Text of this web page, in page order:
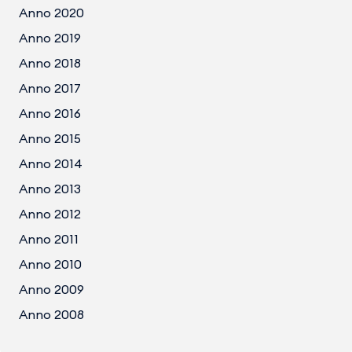
Anno 2020
Anno 2019
Anno 2018
Anno 2017
Anno 2016
Anno 2015
Anno 2014
Anno 2013
Anno 2012
Anno 2011
Anno 2010
Anno 2009
Anno 2008